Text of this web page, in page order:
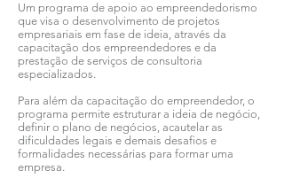
Um programa de apoio ao empreendedorismo
que visa o desenvolvimento de projetos
empresariais em fase de ideia, através da
capacitação dos empreendedores e da
prestação de serviços de consultoria
especializados.
Para além da capacitação do empreendedor, o
programa permite estruturar a ideia de negócio,
definir o plano de negócios, acautelar as
dificuldades legais e demais desafios e
formalidades necessárias para formar uma
empresa.